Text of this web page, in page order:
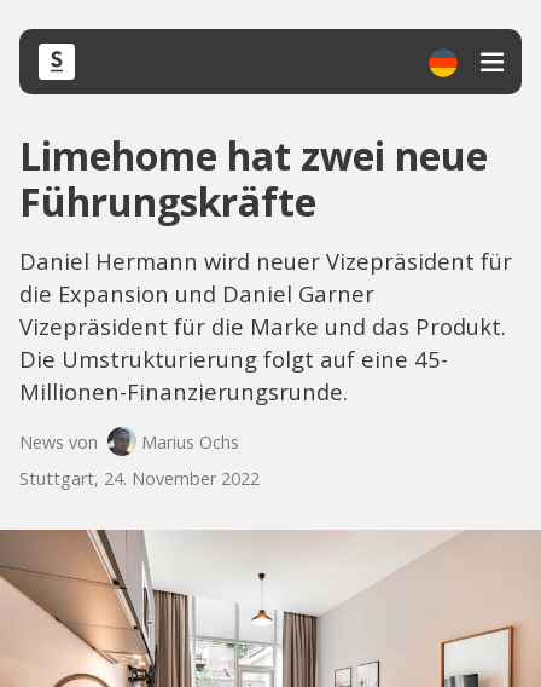
Limehome hat zwei neue
Führungskräfte
Daniel Hermann wird neuer Vizepräsident für
die Expansion und Daniel Garner
Vizepräsident für die Marke und das Produkt.
Die Umstrukturierung folgt auf eine 45-
Millionen-Finanzierungsrunde.
News von
Marius Ochs
Stuttgart, 24. November 2022